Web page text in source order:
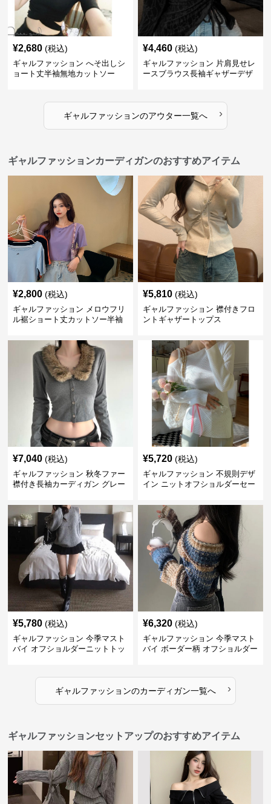
¥2,680 (税込)
ギャルファッション へそ出しシ
ョート丈半袖無地カットソー
¥4,460 (税込)
ギャルファッション 片肩見せレ
ースブラウス長袖ギャザーデザ
ギャルファッションのアウター一覧へ ›
ギャルファッションカーディガンのおすすめアイテム
¥2,800 (税込)
ギャルファッション メロウフリ
ル裾ショート丈カットソー半袖
¥5,810 (税込)
ギャルファッション 襟付きフロ
ントギャザートップス
¥7,040 (税込)
ギャルファッション 秋冬ファー
襟付き長袖カーディガン グレー
¥5,720 (税込)
ギャルファッション 不規則デザ
イン ニットオフショルダーセー
¥5,780 (税込)
ギャルファッション 今季マスト
バイ オフショルダーニットトッ
¥6,320 (税込)
ギャルファッション 今季マスト
バイ ボーダー柄 オフショルダー
ギャルファッションのカーディガン一覧へ ›
ギャルファッションセットアップのおすすめアイテム